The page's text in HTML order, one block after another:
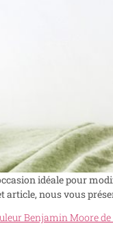
idéale pour
article, nous vous
Benjamin Moore de